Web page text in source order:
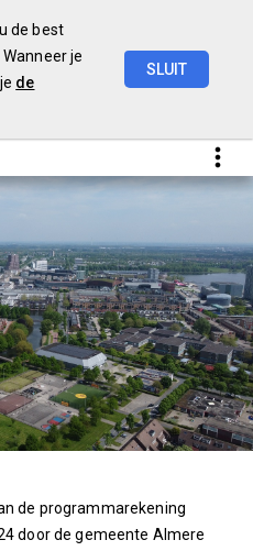
de best
je
de
SLUIT
de programmarekening
door de gemeente Almere